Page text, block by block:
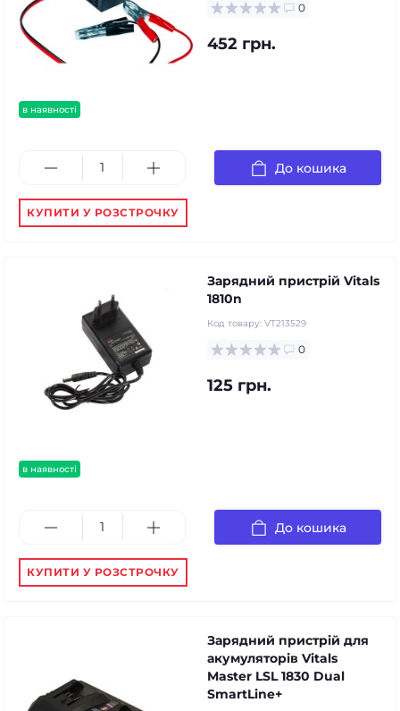
в наявності
0
452 грн.
До кошика
КУПИТИ У РОЗСТРОЧКУ
в наявності
Зарядний пристрій Vitals
1810n
Код товару: VT213529
0
125 грн.
До кошика
КУПИТИ У РОЗСТРОЧКУ
Зарядний пристрій для
акумуляторів Vitals
Master LSL 1830 Dual
SmartLine+